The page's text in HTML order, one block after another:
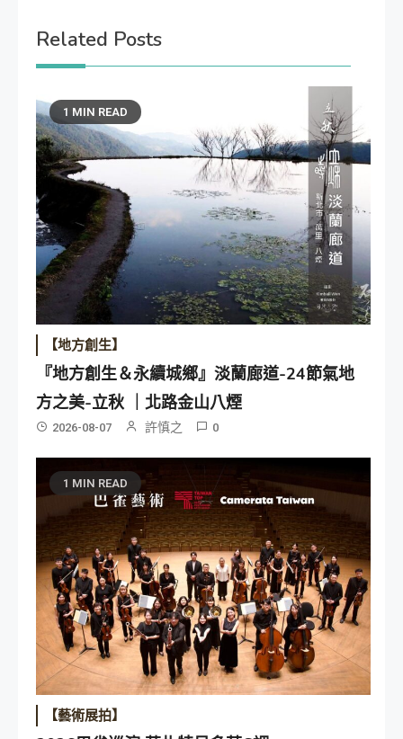
Related Posts
1 MIN READ
【地方創生】
『地方創生＆永續城鄉』淡蘭廊道-24節氣地
方之美-立秋 ｜北路金山八煙
2026-08-07 許慎之 0
1 MIN READ
【藝術展拍】